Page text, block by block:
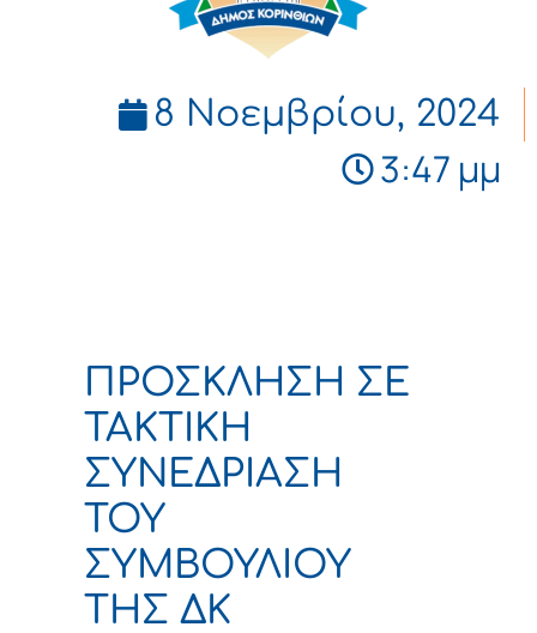
8 Νοεμβρίου, 2024
3:47 μμ
ΠΡΟΣΚΛΗΣΗ ΣΕ
ΤΑΚΤΙΚΗ
ΣΥΝΕΔΡΙΑΣΗ
ΤΟΥ
ΣΥΜΒΟΥΛΙΟΥ
ΤΗΣ ΔΚ